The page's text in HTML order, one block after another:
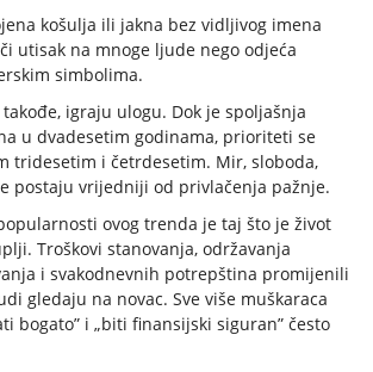
košulja ili jakna bez vidljivog imena
utisak na mnoge ljude nego odjeća
simbolima.
igraju ulogu. Dok je spoljašnja
u dvadesetim godinama, prioriteti se
tridesetim i četrdesetim. Mir, sloboda,
postaju vrijedniji od privlačenja pažnje.
ovog trenda je taj što je život
Troškovi stanovanja, održavanja
i svakodnevnih potrepština promijenili
gledaju na novac. Sve više muškaraca
bogato” i „biti finansijski siguran” često